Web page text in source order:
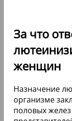
За что
женщин
Назначение
организме
половых